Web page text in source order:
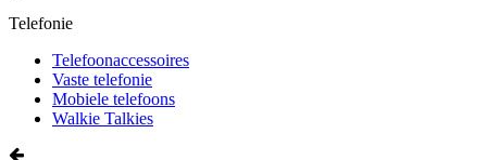
Telefonie
Telefoonaccessoires
Vaste telefonie
Mobiele telefoons
Walkie Talkies